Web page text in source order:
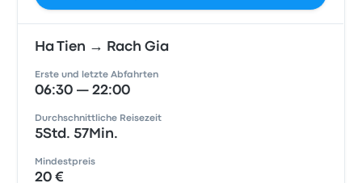
Ha Tien → Rach Gia
Erste und letzte Abfahrten
06:30 — 22:00
Durchschnittliche Reisezeit
5Std. 57Min.
Mindestpreis
20 €